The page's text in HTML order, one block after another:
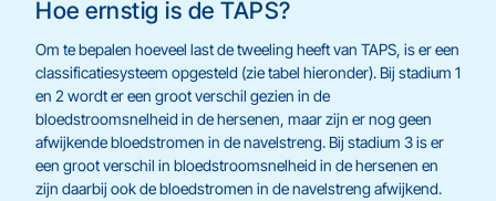
Hoe ernstig is de TAPS?
Om te bepalen hoeveel last de tweeling heeft van TAPS, is er een
classificatiesysteem opgesteld (zie tabel hieronder). Bij stadium 1
en 2 wordt er een groot verschil gezien in de
bloedstroomsnelheid in de hersenen, maar zijn er nog geen
afwijkende bloedstromen in de navelstreng. Bij stadium 3 is er
een groot verschil in bloedstroomsnelheid in de hersenen en
zijn daarbij ook de bloedstromen in de navelstreng afwijkend.